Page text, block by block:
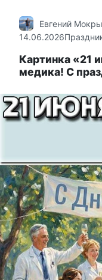
Евгений
14.06.2026
Картинка «21
медика! С